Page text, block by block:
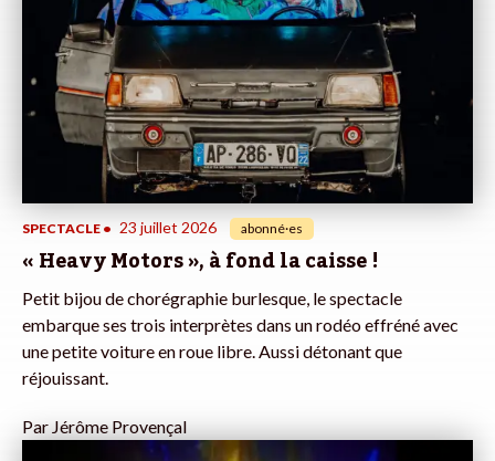
SPECTACLE • 23 juillet 2026 abonné·es
« Heavy Motors », à fond la caisse !
Petit bijou de chorégraphie burlesque, le spectacle
embarque ses trois interprètes dans un rodéo effréné avec
une petite voiture en roue libre. Aussi détonant que
réjouissant.
ParJérôme Provençal